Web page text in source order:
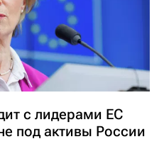
с лидерами ЕС
под активы России